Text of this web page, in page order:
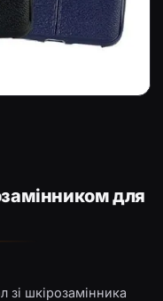
для Xiaomi Redmi
для
зі шкірозамінника